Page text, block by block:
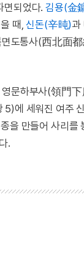
면되었다.김용(金
때,신돈(辛旽)과
도통사(西北面
문하부사(領門
에 세워진 여주
을 만들어 사리를
.